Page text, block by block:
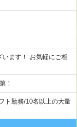
ます！ お気軽にご相
！
ト勤務/10名以上の大量